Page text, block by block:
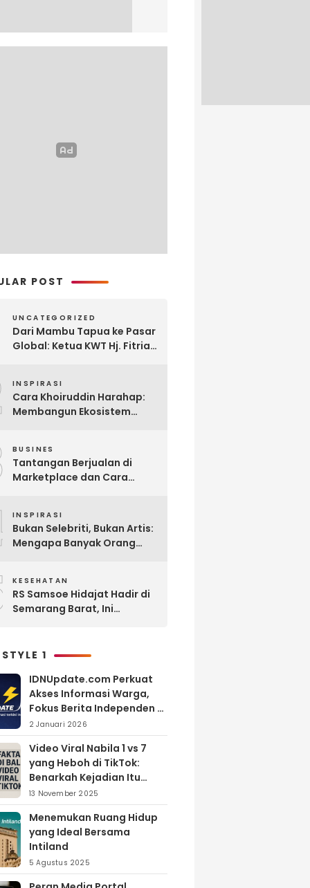
POST
UNCATEGORIZED
Dari Mambu Tapua ke Pasar
Global: Ketua KWT Hj. Fitria
Negeri
INSPIRASI
Cara Khoiruddin Harahap:
Membangun Ekosistem
Digital
BUSINES
Tantangan Berjualan di
Marketplace dan Cara
INSPIRASI
Bukan Selebriti, Bukan Artis:
Mengapa Banyak Orang
KESEHATAN
RS Samsoe Hidajat Hadir di
Semarang Barat, Ini
1
IDNUpdate.com Perkuat
Akses Informasi Warga,
Fokus Berita Independen di
Kabupaten Banyuasin
2 Januari 2026
Video Viral Nabila 1 vs 7
yang Heboh di TikTok:
Benarkah Kejadian Itu
Nyata?
13 November 2025
Menemukan Ruang Hidup
yang Ideal Bersama
Intiland
5 Agustus 2025